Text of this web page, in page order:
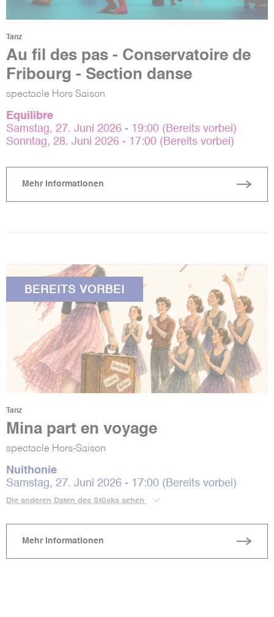
Tanz
Au fil des pas - Conservatoire de
Fribourg - Section danse
spectacle Hors Saison
Equilibre
Samstag, 27. Juni 2026 - 19:00 (Bereits vorbei)
Sonntag, 28. Juni 2026 - 17:00 (Bereits vorbei)
Mehr Informationen
BEREITS VORBEI
Tanz
Mina part en voyage
spectacle Hors-Saison
Nuithonie
Samstag, 27. Juni 2026 - 17:00 (Bereits vorbei)
Die anderen Daten des Stücks sehen
Mehr Informationen